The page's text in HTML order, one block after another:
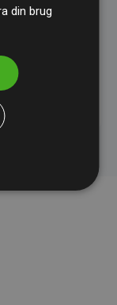
din brug